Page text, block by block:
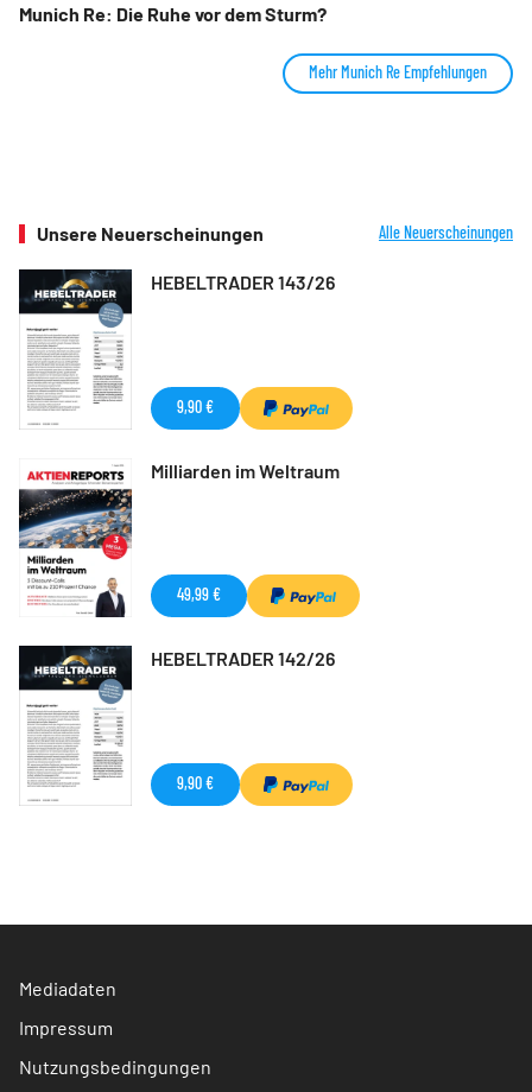
Munich Re: Die Ruhe vor dem Sturm?
Mehr Munich Re Empfehlungen
Unsere Neuerscheinungen Alle Neuerscheinungen
HEBELTRADER 143/26
9,90 €
Milliarden im Weltraum
49,99 €
HEBELTRADER 142/26
9,90 €
Mediadaten
Impressum
Nutzungsbedingungen